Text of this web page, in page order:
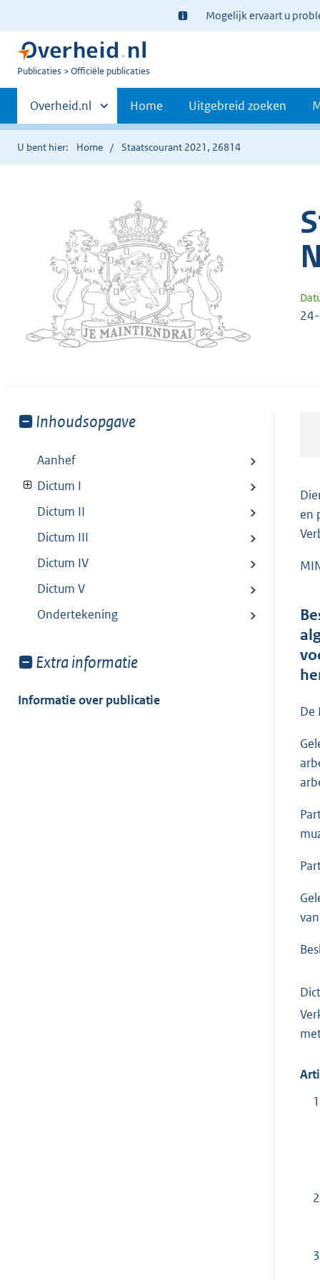
Ter
informatie:
Mogelijk ervaart u
U
Publicaties Officiële publicaties
Primaire
navigatie
Andere
sites
binnen
Overheid.nl Home Uitgebreid zoeken
U bent hier: Home Staatscourant 2021, 26814
Toon
van:
Inhoudsopgave
Aanhef
Dictum I
Dictum II
Dictum III
Dictum IV
Dictum V
Ondertekening
Toon
van:
Extra informatie
Informatie over publicatie
en
De